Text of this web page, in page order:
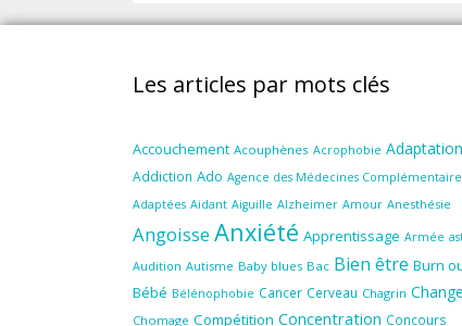
Les articles par mots clés
Accouchement Acouphènes Acrophobie Adaptation
Addiction Ado Agence des Médecines
Adaptées Aidant Aiguille Alzheimer Amour Anesthésie
Angoisse Anxiété Apprentissage Armée
Audition Autisme Baby blues Bac Bien être Burn
Bébé Bélénophobie Cancer Cerveau Chagrin
Chomage Compétition Concentration Concours